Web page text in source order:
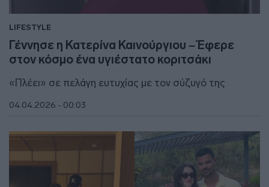
LIFESTYLE
Γέννησε η Κατερίνα Καινούργιου – Έφερε
στον κόσμο ένα υγιέστατο κοριτσάκι
«Πλέει» σε πελάγη ευτυχίας με τον σύζυγό της
04.04.2026 - 00:03